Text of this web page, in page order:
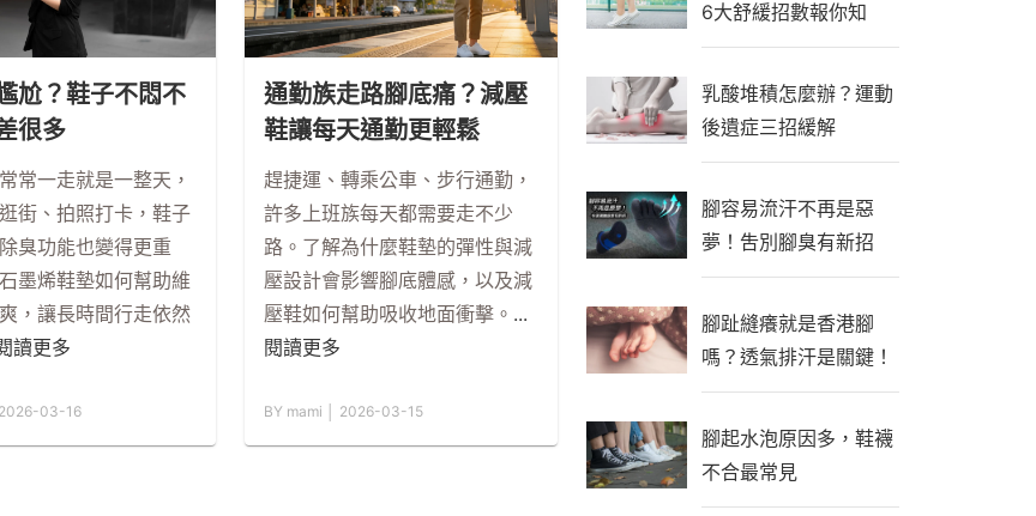
尬？鞋子不悶不
很多
常一走就是一整天，
街、拍照打卡，鞋子
臭功能也變得更重
墨烯鞋墊如何幫助維
，讓長時間行走依然
讀更多
03-16
通勤族走路腳底痛？減壓
鞋讓每天通勤更輕鬆
趕捷運、轉乘公車、步行通勤，
許多上班族每天都需要走不少
路。了解為什麼鞋墊的彈性與減
壓設計會影響腳底體感，以及減
壓鞋如何幫助吸收地面衝擊。 ...
閱讀更多
BY mami │ 2026-03-15
6大舒緩招數報你知
乳酸堆積怎麼辦？運動
後遺症三招緩解
腳容易流汗不再是惡
夢！吿別腳臭有新招
腳趾縫癢就是香港腳
嗎？透氣排汗是關鍵！
腳起水泡原因多，鞋襪
不合最常見